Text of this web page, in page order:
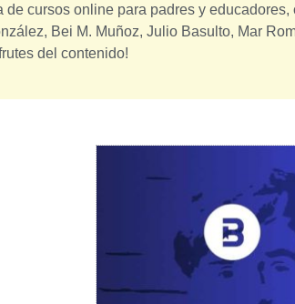
de cursos online para padres y
Bei M. Muñoz, Julio Basulto, Mar
del contenido!